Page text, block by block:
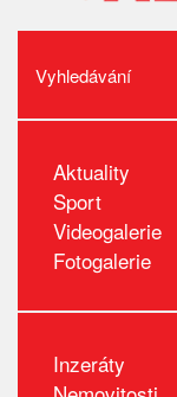
Aktuality
Sport
Videogalerie
Fotogalerie
Inzeráty